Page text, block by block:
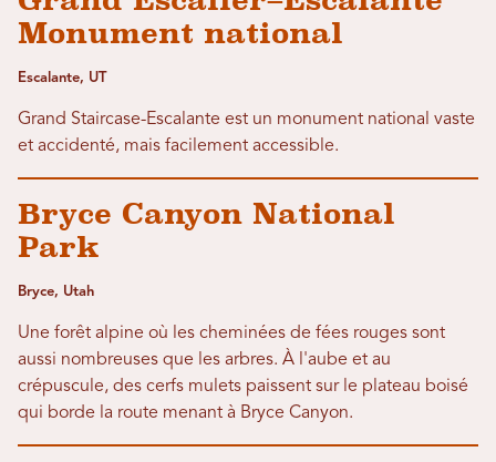
Monument national
Escalante, UT
Grand Staircase-Escalante est un monument national vaste
et accidenté, mais facilement accessible.
Bryce Canyon National
Park
Bryce, Utah
Une forêt alpine où les cheminées de fées rouges sont
aussi nombreuses que les arbres. À l'aube et au
crépuscule, des cerfs mulets paissent sur le plateau boisé
qui borde la route menant à Bryce Canyon.